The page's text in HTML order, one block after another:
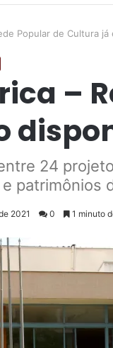
Popular de Cultura
–
24
patrimônios
2021 0 1 minuto